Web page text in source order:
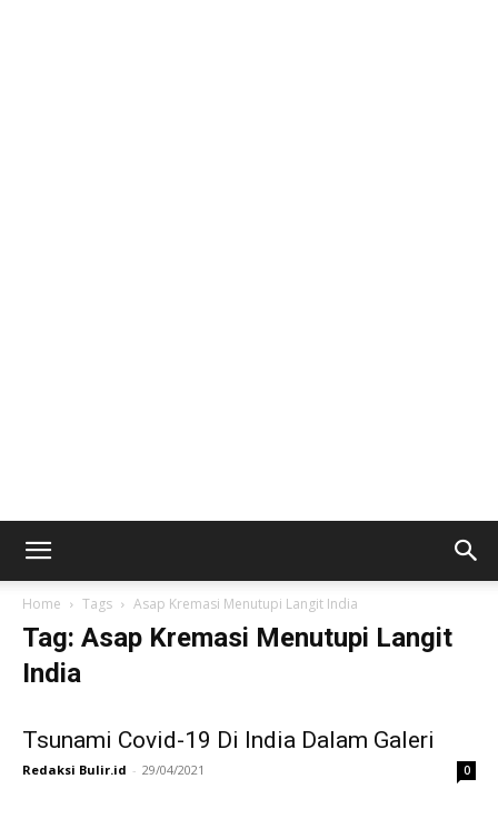
Home Tags Asap Kremasi Menutupi Langit India
Tag: Asap Kremasi Menutupi Langit
India
Tsunami Covid-19 Di India Dalam Galeri
Redaksi Bulir.id - 29/04/2021 0